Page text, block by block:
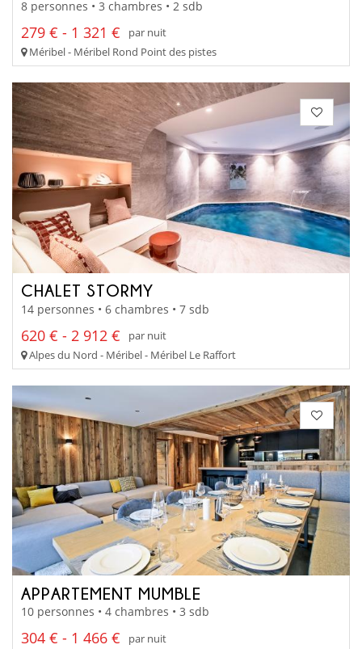
8 personnes • 3 chambres • 2 sdb
279 € - 1 321 €
par nuit
Méribel - Méribel Rond Point des pistes
CHALET STORMY
14 personnes • 6 chambres • 7 sdb
620 € - 2 912 €
par nuit
Alpes du Nord - Méribel - Méribel Le Raffort
APPARTEMENT MUMBLE
10 personnes • 4 chambres • 3 sdb
304 € - 1 466 €
par nuit